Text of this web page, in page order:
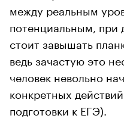
между реальным
потенциальным, при
стоит завышать
ведь зачастую это
человек невольно
конкретных
подготовки к ЕГЭ).